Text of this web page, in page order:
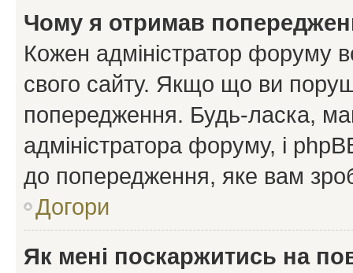
Чому я отримав
Кожен адміністратор форуму
свого сайту. Якщо що ви
попередження. Будь-ласка,
адміністратора форуму, і
до попередження, яке вам
Догори
Як мені поскаржитись на